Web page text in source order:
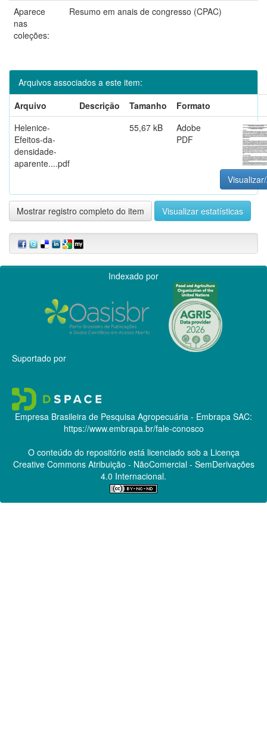
Aparece
nas
coleções:
Resumo em anais de congresso (CPAC)
Arquivos associados a este item:
Arquivo
Descrição Tamanho
Formato
Helenice-
Efeitos-da-
densidade-
aparente....pdf
55,67 kB
Adobe
PDF
Mostrar registro completo do item Visualizar estatísticas
Indexado por
Suportado por
Empresa Brasileira de Pesquisa Agropecuária - Embrapa SAC:
https://www.embrapa.br/fale-conosco
O conteúdo do repositório está licenciado sob a Licença
Creative CommonsAtribuição - NãoComercial - SemDerivações
4.0 Internacional.